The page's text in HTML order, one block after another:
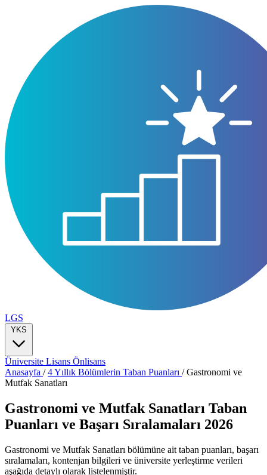
LGS
YKS
Üniversite Lisans Önlisans
Anasayfa /4 Yıllık Bölümlerin Taban Puanları /Gastronomi ve
Mutfak Sanatları
Gastronomi ve Mutfak Sanatları Taban
Puanları ve Başarı Sıralamaları 2026
Gastronomi ve Mutfak Sanatları bölümüne ait taban puanları, başarı
sıralamaları, kontenjan bilgileri ve üniversite yerleştirme verileri
aşağıda detaylı olarak listelenmiştir.